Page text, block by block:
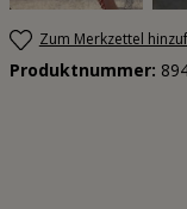
Zum Merkzettel
Produktnummer: